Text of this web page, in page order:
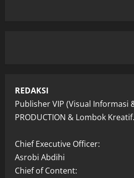
REDAKSI
Publisher VIP (Visual Informasi
PRODUCTION & Lombok Kreatif.
Chief Executive Officer:
Asrobi Abdihi
Chief of Content: